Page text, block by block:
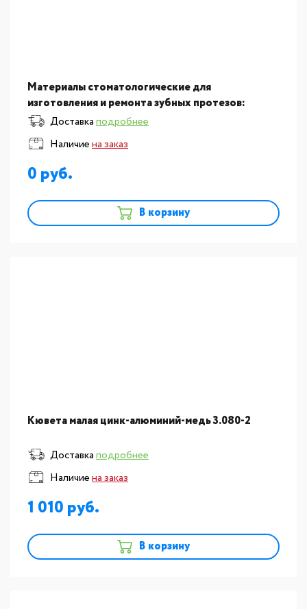
Материалы стоматологические для
изготовления и ремонта зубных протезов:
Принадлежности для литья пластмассы Vertex,
Vertex casting System - кювета про?
Доставкаподробнее
Наличиена заказ
0
В корзину
Кювета малая цинк-алюминий-медь 3.080-2
Доставкаподробнее
Наличиена заказ
1 010
В корзину